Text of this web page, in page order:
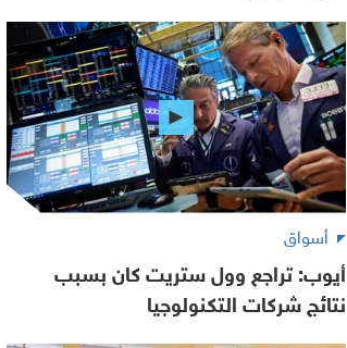
أسواق
أيوب: تراجع وول ستريت كان بسبب
نتائج شركات التكنولوجيا